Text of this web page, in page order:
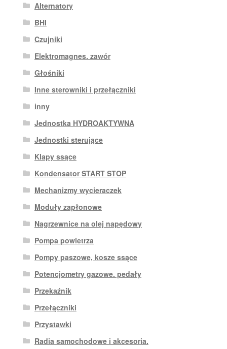
Alternatory
BHI
Czujniki
Elektromagnes. zawór
Głośniki
Inne sterowniki i przełączniki
inny
Jednostka HYDROAKTYWNA
Jednostki sterujące
Klapy ssące
Kondensator START STOP
Mechanizmy wycieraczek
Moduły zapłonowe
Nagrzewnice na olej napędowy
Pompa powietrza
Pompy paszowe, kosze ssące
Potencjometry gazowe. pedały
Przekaźnik
Przełączniki
Przystawki
Radia samochodowe i akcesoria.